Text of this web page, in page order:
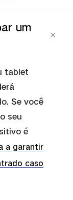
um
tablet
á
Se você
seu
é
a garantir
caso